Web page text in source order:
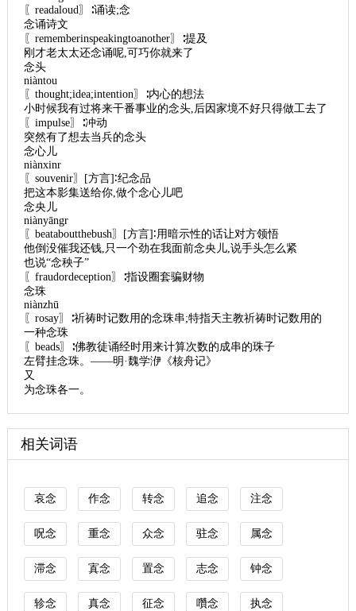
〖readaloud〗∶诵读;念
念诵诗文
〖rememberinspeakingtoanother〗∶提及
刚才老太太还念诵呢,可巧你就来了
念头
niàntou
〖thought;idea;intention〗∶内心的想法
小时候我有过将来干番事业的念头,后因家境不好只得做工去了
〖impulse〗∶冲动
突然有了想去当兵的念头
念心儿
niànxinr
〖souvenir〗[方言]∶纪念品
把这本影集送给你,做个念心儿吧
念央儿
niànyāngr
〖beataboutthebush〗[方言]∶用暗示性的话让对方领悟
他倒没催我还钱,只一个劲在我面前念央儿,说手头怎么紧
也说“念秧子”
〖fraudordeception〗∶指设圈套骗财物
念珠
niànzhū
〖rosay〗∶祈祷时记数用的念珠串;特指天主教祈祷时记数用的
一种念珠
〖beads〗∶佛教徒诵经时用来计算次数的成串的珠子
左臂挂念珠。——明·魏学洢《核舟记》
又
为念珠各一。
相关词语
哀念 作念 转念 追念 注念
呪念 重念 众念 驻念 属念
滞念 寘念 置念 志念 钟念
轸念 真念 征念 囋念 执念